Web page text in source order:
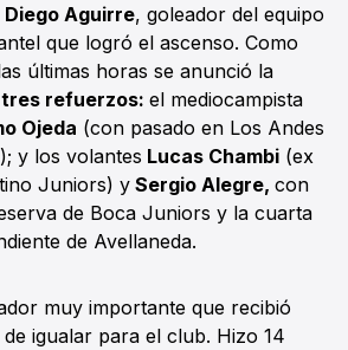
Diego Aguirre, goleador del equipo
que logró el ascenso. Como
últimas horas se anunció la
refuerzos: el mediocampista
Ojeda (con pasado en Los Andes
y los volantes Lucas Chambi (ex
Juniors) y Sergio Alegre, con
de Boca Juniors y la cuarta
de Avellaneda.
muy importante que recibió
igualar para el club. Hizo 14